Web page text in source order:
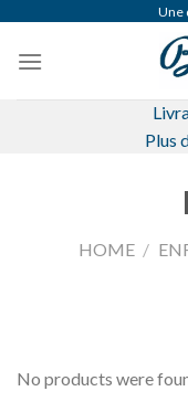
content
Une
Plus
HOME /
No products were